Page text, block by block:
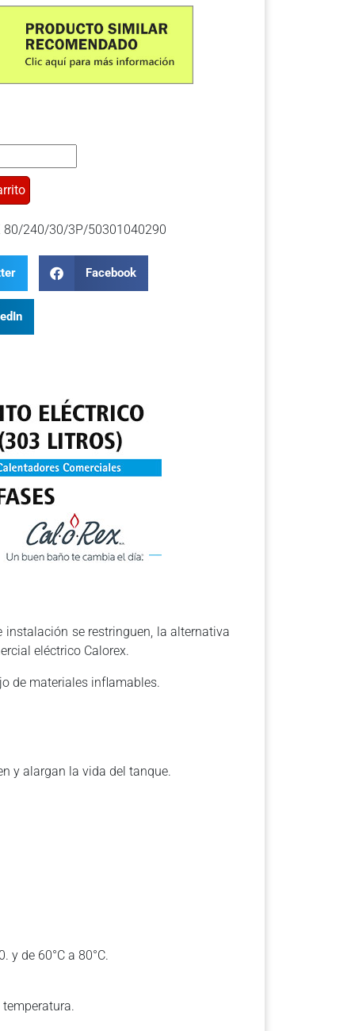
80/240/30/3P/50301040290
Facebook
se restringuen, la alternativa
eléctrico Calorex.
de materiales inﬂamables.
y alargan la vida del tanque.
y de 60°C a 80°C.